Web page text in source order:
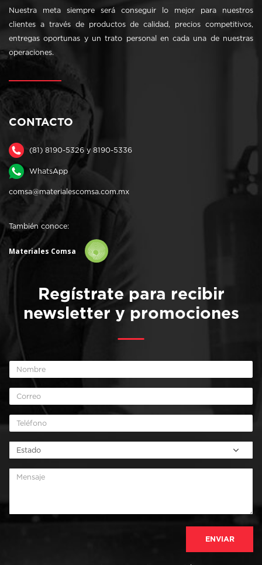
Nuestra meta siempre será conseguir lo mejor para nuestros
clientes a través de productos de calidad, precios competitivos,
entregas oportunas y un trato personal en cada una de nuestras
operaciones.
CONTACTO
(81) 8190-5326 y 8190-5336
WhatsApp
comsa@materialescomsa.com.mx
También conoce:
Materiales Comsa
Regístrate para recibir
newsletter y promociones